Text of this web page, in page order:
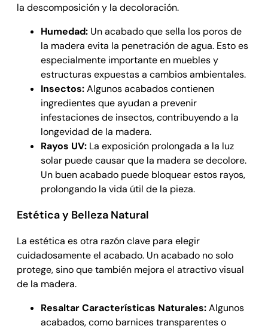
la descomposición y la decoloración.
Humedad: Un acabado que sella los poros de
la madera evita la penetración de agua. Esto es
especialmente importante en muebles y
estructuras expuestas a cambios ambientales.
Insectos:Algunos acabados contienen
ingredientes que ayudan a prevenir
infestaciones de insectos, contribuyendo a la
longevidad de la madera.
Rayos UV: La exposición prolongada a la luz
solar puede causar que la madera se decolore.
Un buen acabado puede bloquear estos rayos,
prolongando la vida útil de la pieza.
Estética y Belleza Natural
La estética es otra razón clave para elegir
cuidadosamente el acabado. Un acabado no solo
protege, sino que también mejora el atractivo visual
de la madera.
Resaltar Características Naturales:Algunos
acabados, como barnices transparentes o